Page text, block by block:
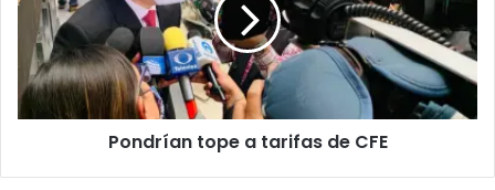
Pondrían tope a tarifas de CFE